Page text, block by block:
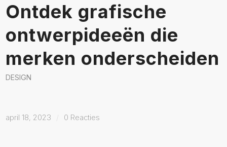
Ontdek grafische
ontwerpideeën die
merken onderscheiden
DESIGN
april 18, 2023 0 Reacties